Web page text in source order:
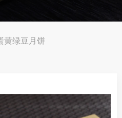
黄绿豆月饼